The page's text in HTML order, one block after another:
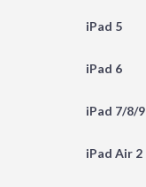
iPad 5
iPad 6
iPad 7/8/9
iPad Air 2